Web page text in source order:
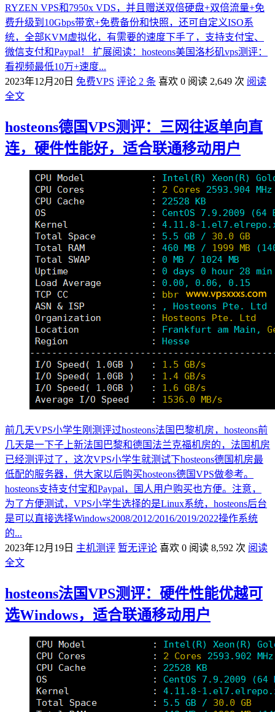
RYZEN VPS和7950x VDS，并且赠送双倍硬盘+双倍流量+免
费升级到10Gbps带宽+免费备份和快照，还可自定义ISO系
统，全部KVM虚拟化，有需要的速度下手了，支持支付宝、
微信支付和Paypal！ 扩展阅读：hosteons美国洛杉矶vps测评：
看视频最低10万+速度...
2023年12月20日 免费VPS 评论 2 条 喜欢 0 阅读 2,649 次 阅读
全文
hosteons德国VPS测评：三网往返单向直
连，硬件性能好，适合联通移动用户
前几天VPS小学生刚测评过hosteons法国巴黎机房，hosteons前
几天是一下子上新法国巴黎和德国法兰克福机房的，法国机房
已经测评过了，这次VPS小学生就测试下hosteons德国机房最
低配的服务器，供大家以后购买hosteons德国VPS做参考。
hosteons支持支付宝和Paypal，国人用户购买也方便。注意，
为了方便测试，VPS小学生选择的是Linux系统，hosteons后台
是可以直接选择Windows2008/2012/2016/2019/2022操作系统
的...
2023年12月19日 主机测评 暂无评论 喜欢 0 阅读 8,592 次 阅读
全文
hosteons法国VPS测评：硬件性能优越可
选Windows，适合联通移动用户